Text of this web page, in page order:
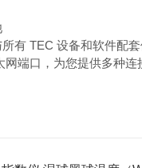
有 TEC 设备和软件配套
网端口，为您提供多种连